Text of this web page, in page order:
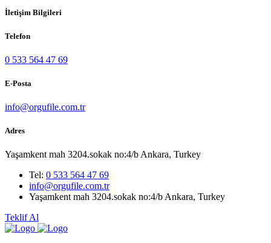
İletişim Bilgileri
Telefon
0 533 564 47 69
E-Posta
info@orgufile.com.tr
Adres
Yaşamkent mah 3204.sokak no:4/b Ankara, Turkey
Tel: 0 533 564 47 69
info@orgufile.com.tr
Yaşamkent mah 3204.sokak no:4/b Ankara, Turkey
Teklif Al